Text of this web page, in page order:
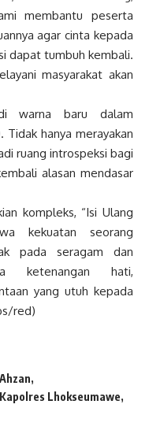
membantu peserta
agar cinta kepada
dapat tumbuh kembali.
masyarakat akan
warna baru dalam
Tidak hanya merayakan
ruang introspeksi bagi
alasan mendasar
kompleks, “Isi Ulang
kekuatan seorang
pada seragam dan
ketenangan hati,
yang utuh kepada
red)
Kapolres Lhokseumawe